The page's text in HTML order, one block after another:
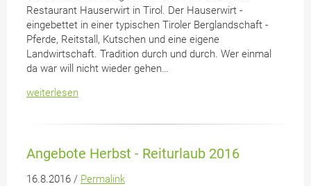
Restaurant Hauserwirt in Tirol. Der Hauserwirt -
eingebettet in einer typischen Tiroler Berglandschaft -
Pferde, Reitstall, Kutschen und eine eigene
Landwirtschaft. Tradition durch und durch. Wer einmal
da war will nicht wieder gehen…
weiterlesen
Angebote Herbst - Reiturlaub 2016
16.8.2016 / Permalink